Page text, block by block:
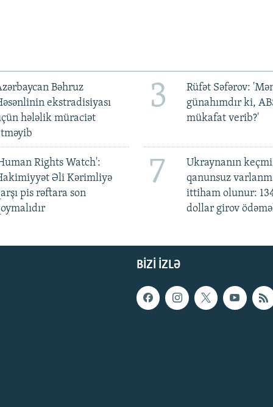
Bəhruz
ekstradisiyası
hələlik müraciət
3
Rüfət Səfərov:
günahımdır ki,
mükafat verib?'
Rights Watch':
Əli Kərimliyə
pis rəftara son
7
Ukraynanın
qanunsuz
ittiham olunur:
dollar girov
BIZI IZLƏ